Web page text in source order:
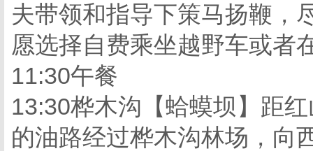
夫带领和指导下策马扬鞭，
愿选择自费乘坐越野车或者
11:30午餐
13:30桦木沟【蛤蟆坝】距
的油路经过桦木沟林场，向